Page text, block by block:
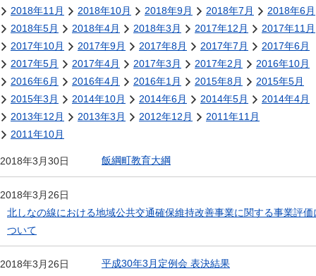
2018年11月
2018年10月 2018年9月 2018年7月
2018年6月
2018年5月
2018年4月 2018年3月 2017年12月
2017年11月
2017年10月
2017年9月 2017年8月 2017年7月
2017年6月
2017年5月
2017年4月 2017年3月 2017年2月
2016年10月
2016年6月
2016年4月 2016年1月 2015年8月
2015年5月
2015年3月
2014年10月 2014年6月 2014年5月
2014年4月
2013年12月
2013年3月 2012年12月
2011年11月
2011年10月
2018年3月30日 飯綱町教育大綱
2018年3月26日
北しなの線における地域公共交通確保維持改善事業に関する事業評価
ついて
2018年3月26日 平成30年3月定例会 表決結果